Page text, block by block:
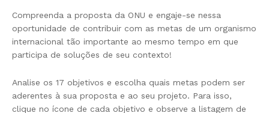
Compreenda a proposta da ONU e engaje-se nessa
oportunidade de contribuir com as metas de um organismo
internacional tão importante ao mesmo tempo em que
participa de soluções de seu contexto!
Analise os 17 objetivos e escolha quais metas podem ser
aderentes à sua proposta e ao seu projeto. Para isso,
clique no ícone de cada objetivo e observe a listagem de